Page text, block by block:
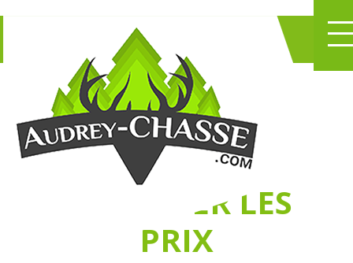
NE PERDEZ PLUS
DE TEMPS
CHASSER LES
PRIX